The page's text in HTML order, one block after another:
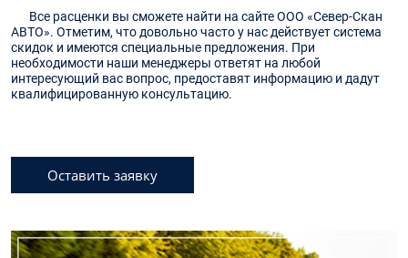
Оставить заявку
Все расценки вы сможете найти на сайте ООО «Север-Скан
АВТО». Отметим, что довольно часто у нас действует система
скидок и имеются специальные предложения. При
необходимости наши менеджеры ответят на любой
интересующий вас вопрос, предоставят информацию и дадут
квалифицированную консультацию.